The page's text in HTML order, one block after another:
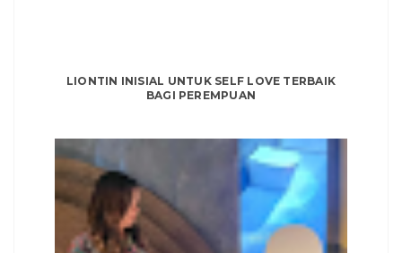
LIONTIN INISIAL UNTUK SELF LOVE TERBAIK
BAGI PEREMPUAN